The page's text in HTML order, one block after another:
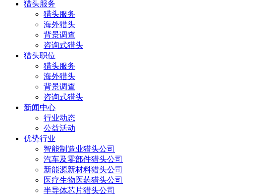
猎头服务
猎头服务
海外猎头
背景调查
咨询式猎头
猎头职位
猎头服务
海外猎头
背景调查
咨询式猎头
新闻中心
行业动态
公益活动
优势行业
智能制造业猎头公司
汽车及零部件猎头公司
新能源新材料猎头公司
医疗生物医药猎头公司
半导体芯片猎头公司